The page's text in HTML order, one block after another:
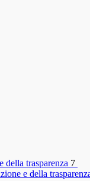
della trasparenza 7
e della